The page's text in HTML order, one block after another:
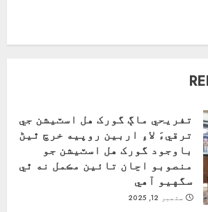
تفريحي ماڳ گورک هل اسٽيشن جي
ترقيءَ لاءِ اربين روپيه خرچ ٿيڻ
باوجود گورک هل اسٽيشن جو
منصوبو اڃان تائين مڪمل نه ٿي
سگهيو آهي
ستمبر 12, 2025